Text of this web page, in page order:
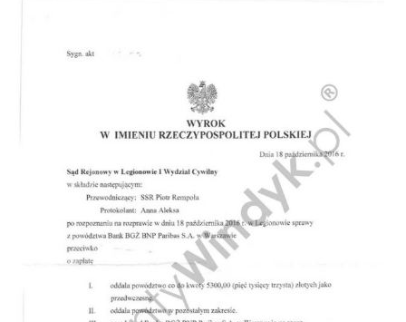
Doradztwo prawne
Doradztwo & konsulting